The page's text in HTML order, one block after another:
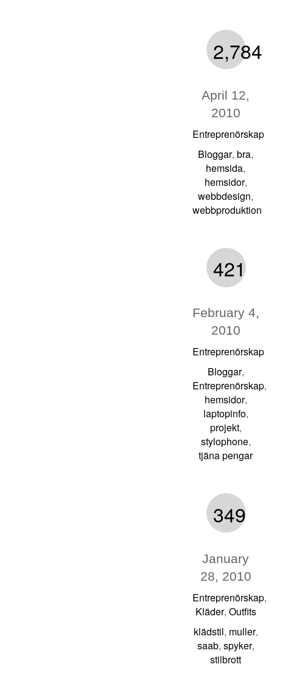
2,784
April 12,
2010
Entreprenörskap
Bloggar, bra,
hemsida,
hemsidor,
webbdesign,
webbproduktion
421
February 4,
2010
Entreprenörskap
Bloggar,
Entreprenörskap,
hemsidor,
laptopinfo,
projekt,
stylophone,
tjäna pengar
349
January
28, 2010
Entreprenörskap,
Kläder, Outfits
klädstil, muller,
saab, spyker,
stilbrott